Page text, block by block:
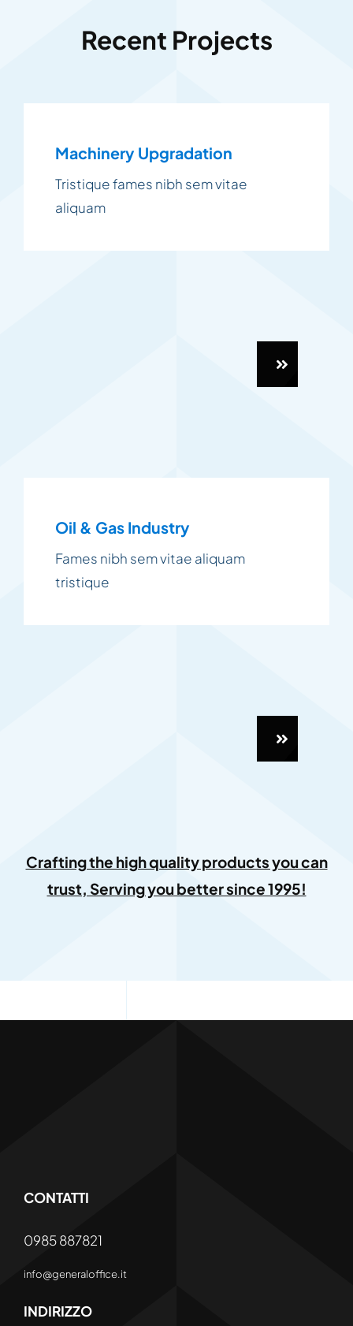
Recent Projects
Machinery Upgradation
Tristique fames nibh sem vitae
aliquam
Oil & Gas Industry
Fames nibh sem vitae aliquam
tristique
Crafting the high quality products you can
trust, Serving you better since 1995!
CONTATTI
0985 887821
info@generaloffice.it
INDIRIZZO